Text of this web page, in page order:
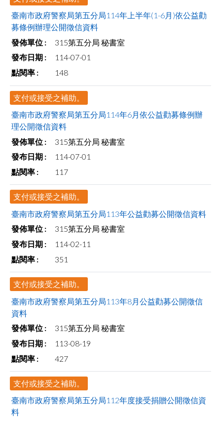
臺南市政府警察局第五分局114年上半年(1-6月)依公益勸
募條例辦理公開徵信資料
315第五分局 秘書室
114-07-01
148
支付或接受之補助。
臺南市政府警察局第五分局114年6月依公益勸募條例辦
理公開徵信資料
315第五分局 秘書室
114-07-01
117
支付或接受之補助。
臺南市政府警察局第五分局113年公益勸募公開徵信資料
315第五分局 秘書室
114-02-11
351
支付或接受之補助。
臺南市政府警察局第五分局113年8月公益勸募公開徵信
資料
315第五分局 秘書室
113-08-19
427
支付或接受之補助。
臺南市政府警察局第五分局112年度接受捐贈公開徵信資
料